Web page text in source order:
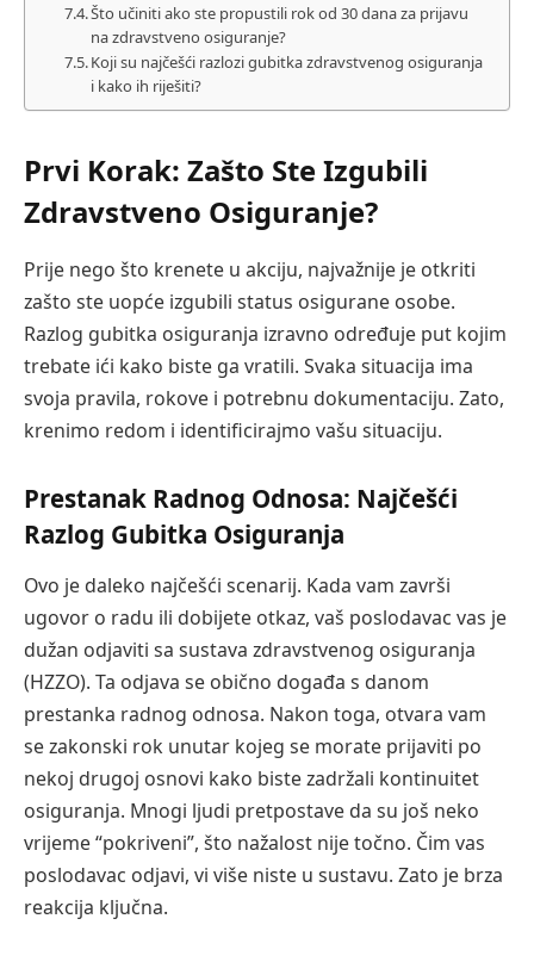
Što učiniti ako ste propustili rok od 30 dana za prijavu
na zdravstveno osiguranje?
Koji su najčešći razlozi gubitka zdravstvenog osiguranja
i kako ih riješiti?
Prvi Korak: Zašto Ste Izgubili
Zdravstveno Osiguranje?
Prije nego što krenete u akciju, najvažnije je otkriti
zašto ste uopće izgubili status osigurane osobe.
Razlog gubitka osiguranja izravno određuje put kojim
trebate ići kako biste ga vratili. Svaka situacija ima
svoja pravila, rokove i potrebnu dokumentaciju. Zato,
krenimo redom i identificirajmo vašu situaciju.
Prestanak Radnog Odnosa: Najčešći
Razlog Gubitka Osiguranja
Ovo je daleko najčešći scenarij. Kada vam završi
ugovor o radu ili dobijete otkaz, vaš poslodavac vas je
dužan odjaviti sa sustava zdravstvenog osiguranja
(HZZO). Ta odjava se obično događa s danom
prestanka radnog odnosa. Nakon toga, otvara vam
se zakonski rok unutar kojeg se morate prijaviti po
nekoj drugoj osnovi kako biste zadržali kontinuitet
osiguranja. Mnogi ljudi pretpostave da su još neko
vrijeme “pokriveni”, što nažalost nije točno. Čim vas
poslodavac odjavi, vi više niste u sustavu. Zato je brza
reakcija ključna.